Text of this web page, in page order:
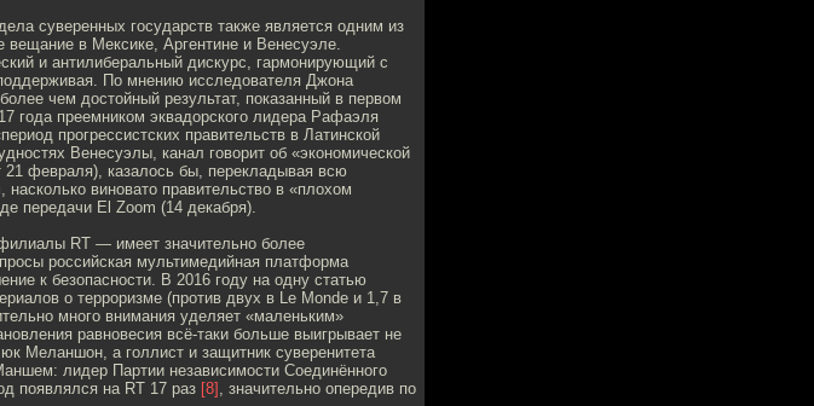
суверенных государств также является одним из
вещание в Мексике, Аргентине и Венесуэле.
и антилиберальный дискурс, гармонирующий с
По мнению исследователя Джона
чем достойный результат, показанный в первом
года преемником эквадорского лидера Рафаэля
прогрессистских правительств в Латинской
Венесуэлы, канал говорит об «экономической
февраля), казалось бы, перекладывая всю
виновато правительство в «плохом
передачи El Zoom (14 декабря).
RT — имеет значительно более
российская мультимедийная платформа
к безопасности. В 2016 году на одну статью
о терроризме (против двух в Le Monde и 1,7 в
много внимания уделяет «маленьким»
равновесия всё-таки больше выигрывает не
Меланшон, а голлист и защитник суверенитета
лидер Партии независимости Соединённого
появлялся на RT 17 раз [8] , значительно опередив по